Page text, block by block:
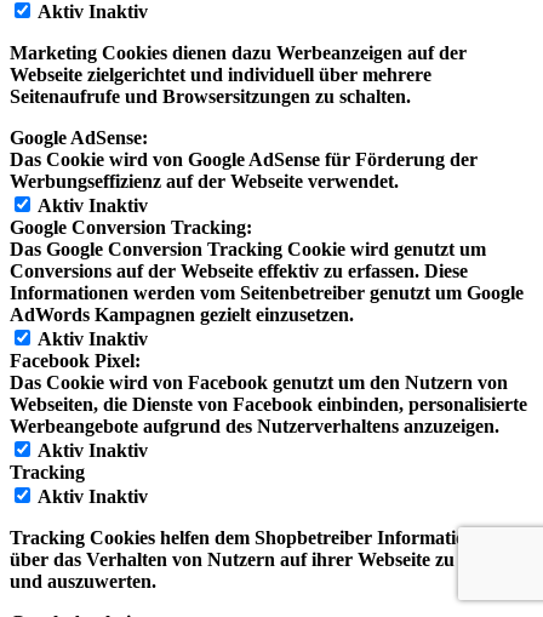
Aktiv Inaktiv
Marketing Cookies dienen dazu Werbeanzeigen auf der
Webseite zielgerichtet und individuell über mehrere
Seitenaufrufe und Browsersitzungen zu schalten.
Google AdSense:
Das Cookie wird von Google AdSense für Förderung der
Werbungseffizienz auf der Webseite verwendet.
Aktiv Inaktiv
Google Conversion Tracking:
Das Google Conversion Tracking Cookie wird genutzt um
Conversions auf der Webseite effektiv zu erfassen. Diese
Informationen werden vom Seitenbetreiber genutzt um Google
AdWords Kampagnen gezielt einzusetzen.
Aktiv Inaktiv
Facebook Pixel:
Das Cookie wird von Facebook genutzt um den Nutzern von
Webseiten, die Dienste von Facebook einbinden, personalisierte
Werbeangebote aufgrund des Nutzerverhaltens anzuzeigen.
Aktiv Inaktiv
Tracking
Aktiv Inaktiv
Tracking Cookies helfen dem Shopbetreiber Informationen
über das Verhalten von Nutzern auf ihrer Webseite zu sammeln
und auszuwerten.